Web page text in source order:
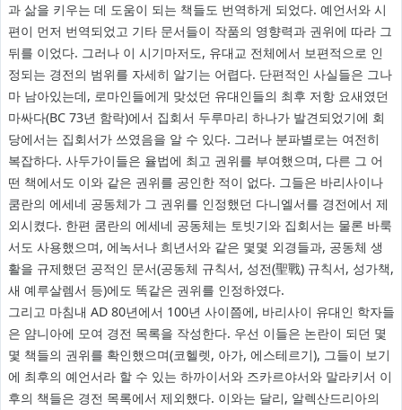
과 삶을 키우는 데 도움이 되는 책들도 번역하게 되었다. 예언서와 시
편이 먼저 번역되었고 기타 문서들이 작품의 영향력과 권위에 따라 그
뒤를 이었다. 그러나 이 시기마저도, 유대교 전체에서 보편적으로 인
정되는 경전의 범위를 자세히 알기는 어렵다. 단편적인 사실들은 그나
마 남아있는데, 로마인들에게 맞섰던 유대인들의 최후 저항 요새였던
마싸다(BC 73년 함락)에서 집회서 두루마리 하나가 발견되었기에 회
당에서는 집회서가 쓰였음을 알 수 있다. 그러나 분파별로는 여전히
복잡하다. 사두가이들은 율법에 최고 권위를 부여했으며, 다른 그 어
떤 책에서도 이와 같은 권위를 공인한 적이 없다. 그들은 바리사이나
쿰란의 에세네 공동체가 그 권위를 인정했던 다니엘서를 경전에서 제
외시켰다. 한편 쿰란의 에세네 공동체는 토빗기와 집회서는 물론 바룩
서도 사용했으며, 에녹서나 희년서와 같은 몇몇 외경들과, 공동체 생
활을 규제했던 공적인 문서(공동체 규칙서, 성전(聖戰) 규칙서, 성가책,
새 예루살렘서 등)에도 똑같은 권위를 인정하였다.
그리고 마침내 AD 80년에서 100년 사이쯤에, 바리사이 유대인 학자들
은 얌니아에 모여 경전 목록을 작성한다. 우선 이들은 논란이 되던 몇
몇 책들의 권위를 확인했으며(코헬렛, 아가, 에스테르기), 그들이 보기
에 최후의 예언서라 할 수 있는 하까이서와 즈카르야서와 말라키서 이
후의 책들은 경전 목록에서 제외했다. 이와는 달리, 알렉산드리아의